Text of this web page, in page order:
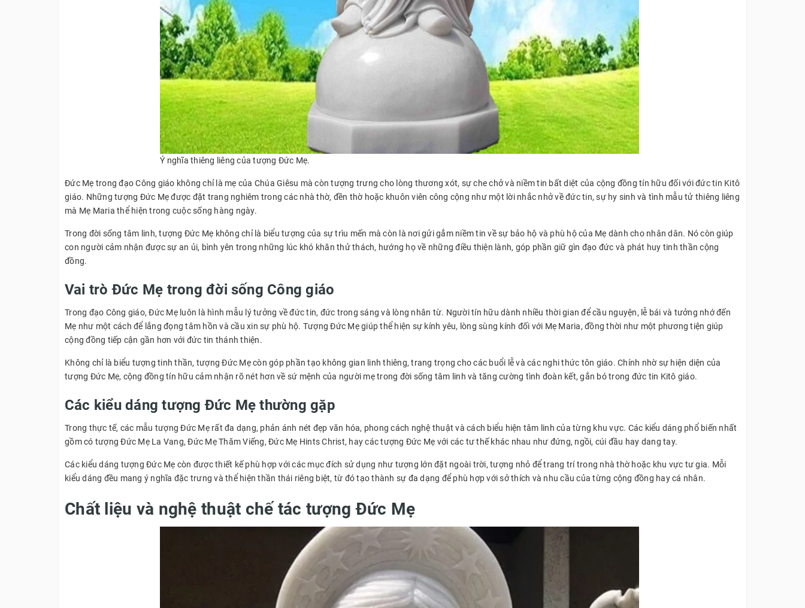
Ý nghĩa thiêng liêng của tượng Đức Mẹ.
Đức Mẹ trong đạo Công giáo không chỉ là mẹ của Chúa Giêsu mà còn tượng trưng cho lòng thương xót, sự che chở và niềm tin bất diệt của cộng đồng tín hữu đối với đức tin Kitô
giáo. Những tượng Đức Mẹ được đặt trang nghiêm trong các nhà thờ, đền thờ hoặc khuôn viên công cộng như một lời nhắc nhở về đức tin, sự hy sinh và tình mẫu tử thiêng liêng
mà Mẹ Maria thể hiện trong cuộc sống hàng ngày.
Trong đời sống tâm linh, tượng Đức Mẹ không chỉ là biểu tượng của sự trìu mến mà còn là nơi gửi gắm niềm tin về sự bảo hộ và phù hộ của Mẹ dành cho nhân dân. Nó còn giúp
con người cảm nhận được sự an ủi, bình yên trong những lúc khó khăn thử thách, hướng họ về những điều thiện lành, góp phần giữ gìn đạo đức và phát huy tinh thần cộng
đồng.
Vai trò Đức Mẹ trong đời sống Công giáo
Trong đạo Công giáo, Đức Mẹ luôn là hình mẫu lý tưởng về đức tin, đức trong sáng và lòng nhân từ. Người tín hữu dành nhiều thời gian để cầu nguyện, lễ bái và tưởng nhớ đến
Mẹ như một cách để lắng đọng tâm hồn và cầu xin sự phù hộ. Tượng Đức Mẹ giúp thể hiện sự kính yêu, lòng sùng kính đối với Mẹ Maria, đồng thời như một phương tiện giúp
cộng đồng tiếp cận gần hơn với đức tin thánh thiện.
Không chỉ là biểu tượng tinh thần, tượng Đức Mẹ còn góp phần tạo không gian linh thiêng, trang trọng cho các buổi lễ và các nghi thức tôn giáo. Chính nhờ sự hiện diện của
tượng Đức Mẹ, cộng đồng tín hữu cảm nhận rõ nét hơn về sứ mệnh của người mẹ trong đời sống tâm linh và tăng cường tình đoàn kết, gắn bó trong đức tin Kitô giáo.
Các kiểu dáng tượng Đức Mẹ thường gặp
Trong thực tế, các mẫu tượng Đức Mẹ rất đa dạng, phản ánh nét đẹp văn hóa, phong cách nghệ thuật và cách biểu hiện tâm linh của từng khu vực. Các kiểu dáng phổ biến nhất
gồm có tượng Đức Mẹ La Vang, Đức Mẹ Thăm Viếng, Đức Mẹ Hints Christ, hay các tượng Đức Mẹ với các tư thế khác nhau như đứng, ngồi, cúi đầu hay dang tay.
Các kiểu dáng tượng Đức Mẹ còn được thiết kế phù hợp với các mục đích sử dụng như tượng lớn đặt ngoài trời, tượng nhỏ để trang trí trong nhà thờ hoặc khu vực tư gia. Mỗi
kiểu dáng đều mang ý nghĩa đặc trưng và thể hiện thần thái riêng biệt, từ đó tạo thành sự đa dạng để phù hợp với sở thích và nhu cầu của từng cộng đồng hay cá nhân.
Chất liệu và nghệ thuật chế tác tượng Đức Mẹ